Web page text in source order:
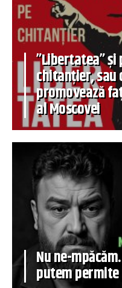
”Libertatea”
chitanțier, sau
promovează
al Moscovei
Nu ne-
putem permite